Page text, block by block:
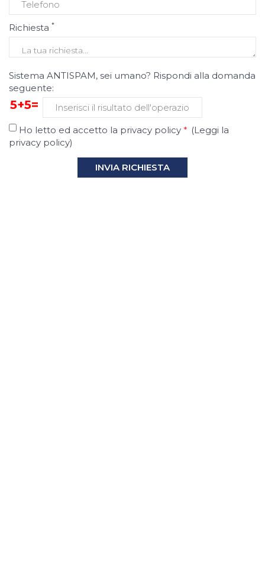
Richiesta *
Sistema ANTISPAM, sei umano? Rispondi alla domanda
seguente:
5+5=
Ho letto ed accetto la privacy policy * (Leggi la
privacy policy)
INVIA RICHIESTA